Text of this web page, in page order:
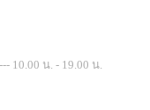
10.00 น. - 19.00 น.